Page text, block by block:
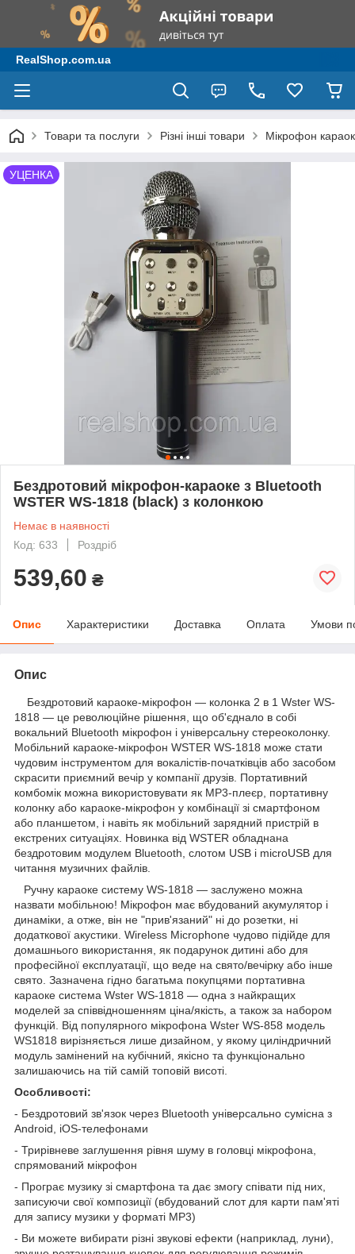
RealShop.com.ua
Товари та послуги Різні інші товари Мікрофон
УЦЕНКА
Бездротовий мікрофон-караоке з Bluetooth
WSTER WS-1818 (black) з колонкою
Немає в наявності
Код: 633
Роздріб
539,60 ₴
Опис Характеристики Доставка Оплата Умови
Опис
Бездротовий караоке-мікрофон — колонка 2 в 1 Wster WS-
1818 — це революційне рішення, що об'єднало в собі
вокальний Bluetooth мікрофон і універсальну стереоколонку.
Мобільний караоке-мікрофон WSTER WS-1818 може стати
чудовим інструментом для вокалістів-початківців або засобом
скрасити приємний вечір у компанії друзів. Портативний
комбомік можна використовувати як MP3-плеєр, портативну
колонку або караоке-мікрофон у комбінації зі смартфоном
або планшетом, і навіть як мобільний зарядний пристрій в
екстрених ситуаціях. Новинка від WSTER обладнана
бездротовим модулем Bluetooth, слотом USB і microUSB для
читання музичних файлів.
Ручну караоке систему WS-1818 — заслужено можна
назвати мобільною! Мікрофон має вбудований акумулятор і
динаміки, а отже, він не "прив'язаний" ні до розетки, ні
додаткової акустики. Wireless Microphone чудово підійде для
домашнього використання, як подарунок дитині або для
професійної експлуатації, що веде на свято/вечірку або інше
свято. Зазначена гідно багатьма покупцями портативна
караоке система Wster WS-1818 — одна з найкращих
моделей за співвідношенням ціна/якість, а також за набором
функцій. Від популярного мікрофона Wster WS-858 модель
WS1818 вирізняється лише дизайном, у якому циліндричний
модуль замінений на кубічний, якісно та функціонально
залишаючись на тій самій топовій висоті.
Особливості:
- Бездротовий зв'язок через Bluetooth універсально сумісна з
Android, iOS-телефонами
- Трирівневе заглушення рівня шуму в головці мікрофона,
спрямований мікрофон
- Програє музику зі смартфона та дає змогу співати під них,
записуючи свої композиції (вбудований слот для карти пам'яті
для запису музики у форматі MP3)
- Ви можете вибирати різні звукові ефекти (наприклад, луни),